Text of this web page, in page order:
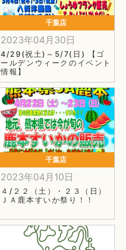
千葉店
2023年04月30日
4/29(祝土)～5/7(日) 【ゴ
ールデンウィークのイベント
情報】
千葉店
2023年04月10日
４/２２（土）・２３（日）
ＪＡ鹿本すいか祭り！！